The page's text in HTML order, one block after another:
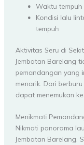
Waktu tempuh
Kondisi lalu
tempuh
Aktivitas Seru di
Jembatan Barelang
pemandangan yang
menarik. Dari
dapat menemukan
Menikmati
Nikmati panorama
Jembatan Barelang.